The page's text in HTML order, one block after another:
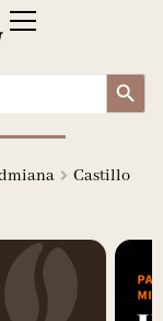
Search Button
Castillo